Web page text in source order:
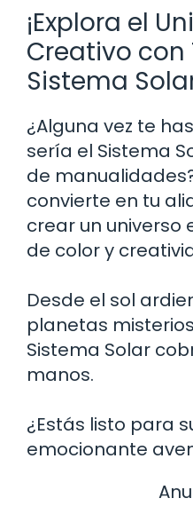
¡Explora el
Creativo con
Sistema
¿Alguna vez te
sería el Sistema
de
convierte en tu
crear un universo
de color y
Desde el sol
planetas
Sistema Solar
manos.
¿Estás listo para
emocionante